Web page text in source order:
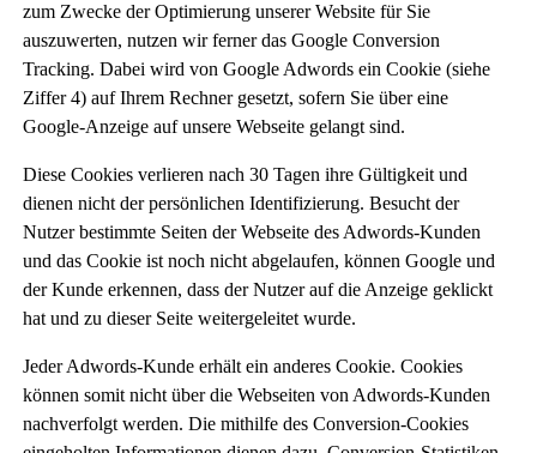
zum Zwecke der Optimierung unserer Website für Sie
auszuwerten, nutzen wir ferner das Google Conversion
Tracking. Dabei wird von Google Adwords ein Cookie (siehe
Ziffer 4) auf Ihrem Rechner gesetzt, sofern Sie über eine
Google-Anzeige auf unsere Webseite gelangt sind.
Diese Cookies verlieren nach 30 Tagen ihre Gültigkeit und
dienen nicht der persönlichen Identifizierung. Besucht der
Nutzer bestimmte Seiten der Webseite des Adwords-Kunden
und das Cookie ist noch nicht abgelaufen, können Google und
der Kunde erkennen, dass der Nutzer auf die Anzeige geklickt
hat und zu dieser Seite weitergeleitet wurde.
Jeder Adwords-Kunde erhält ein anderes Cookie. Cookies
können somit nicht über die Webseiten von Adwords-Kunden
nachverfolgt werden. Die mithilfe des Conversion-Cookies